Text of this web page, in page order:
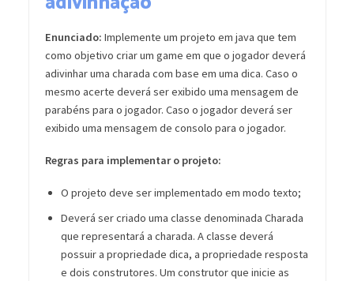
Enunciado: Implemente um projeto em java que tem
como objetivo criar um game em que o jogador deverá
adivinhar uma charada com base em uma dica. Caso o
mesmo acerte deverá ser exibido uma mensagem de
parabéns para o jogador. Caso o jogador deverá ser
exibido uma mensagem de consolo para o jogador.
Regras para implementar o projeto:
O projeto deve ser implementado em modo texto;
Deverá ser criado uma classe denominada Charada
que representará a charada. A classe deverá
possuir a propriedade dica, a propriedade resposta
e dois construtores. Um construtor que inicie as